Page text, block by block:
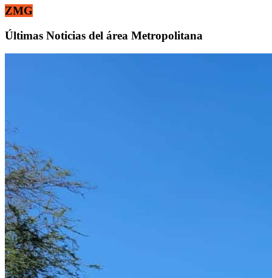
ZMG
Últimas Noticias del área Metropolitana